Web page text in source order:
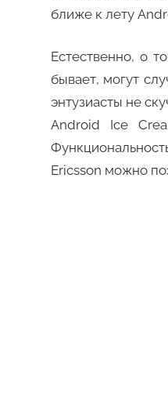
ближе к лету
Естественно, о
бывает, могут
энтузиасты не
Android Ice
Ericsson можно